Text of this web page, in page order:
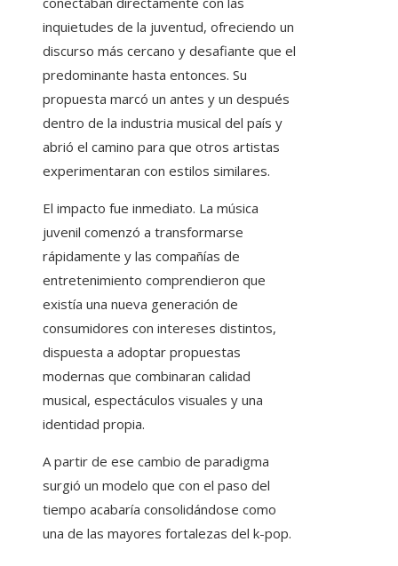
inquietudes de la juventud, ofreciendo un
discurso más cercano y desafiante que el
predominante hasta entonces. Su
propuesta marcó un antes y un después
dentro de la industria musical del país y
abrió el camino para que otros artistas
experimentaran con estilos similares.
El impacto fue inmediato. La música
juvenil comenzó a transformarse
rápidamente y las compañías de
entretenimiento comprendieron que
existía una nueva generación de
consumidores con intereses distintos,
dispuesta a adoptar propuestas
modernas que combinaran calidad
musical, espectáculos visuales y una
identidad propia.
A partir de ese cambio de paradigma
surgió un modelo que con el paso del
tiempo acabaría consolidándose como
una de las mayores fortalezas del k-pop.